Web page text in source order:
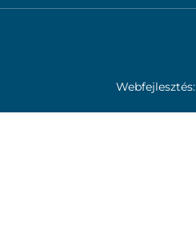
Webfejlesztés: